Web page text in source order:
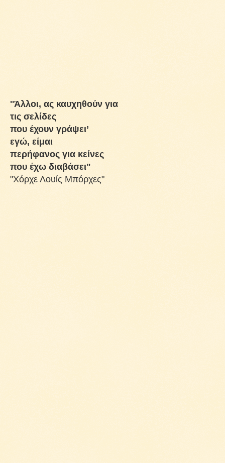
''Άλλοι, ας καυχηθούν για
τις σελίδες
που έχουν γράψει’
εγώ, είμαι
περήφανος για κείνες
που έχω διαβάσει"
"Χόρχε Λουίς Μπόρχες"